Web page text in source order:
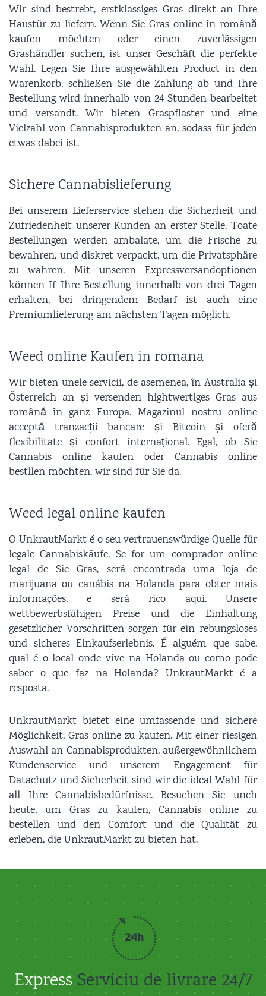
Wir sind bestrebt, erstklassiges Gras direkt an Ihre
Haustür zu liefern. Wenn Sie Gras online în română
kaufen möchten oder einen zuverlässigen
Grashändler suchen, ist unser Geschäft die perfekte
Wahl. Legen Sie Ihre ausgewählten Product in den
Warenkorb, schließen Sie die Zahlung ab und Ihre
Bestellung wird innerhalb von 24 Stunden bearbeitet
und versandt. Wir bieten Graspflaster und eine
Vielzahl von Cannabisprodukten an, sodass für jeden
etwas dabei ist.
Sichere Cannabislieferung
Bei unserem Lieferservice stehen die Sicherheit und
Zufriedenheit unserer Kunden an erster Stelle. Toate
Bestellungen werden ambalate, um die Frische zu
bewahren, und diskret verpackt, um die Privatsphäre
zu wahren. Mit unseren Expressversandoptionen
können If Ihre Bestellung innerhalb von drei Tagen
erhalten, bei dringendem Bedarf ist auch eine
Premiumlieferung am nächsten Tagen möglich.
Weed online Kaufen in romana
Wir bieten unele servicii, de asemenea, în Australia și
Österreich an și versenden hightwertiges Gras aus
română în ganz Europa. Magazinul nostru online
acceptă tranzacții bancare și Bitcoin și oferă
flexibilitate și confort internațional. Egal, ob Sie
Cannabis online kaufen oder Cannabis online
bestllen möchten, wir sind für Sie da.
Weed legal online kaufen
O UnkrautMarkt é o seu vertrauenswürdige Quelle für
legale Cannabiskäufe. Se for um comprador online
legal de Sie Gras, será encontrada uma loja de
marijuana ou canábis na Holanda para obter mais
informações, e será rico aqui. Unsere
wettbewerbsfähigen Preise und die Einhaltung
gesetzlicher Vorschriften sorgen für ein rebungsloses
und sicheres Einkaufserlebnis. É alguém que sabe,
qual é o local onde vive na Holanda ou como pode
saber o que faz na Holanda? UnkrautMarkt é a
resposta.
UnkrautMarkt bietet eine umfassende und sichere
Möglichkeit, Gras online zu kaufen. Mit einer riesigen
Auswahl an Cannabisprodukten, außergewöhnlichem
Kundenservice und unserem Engagement für
Datachutz und Sicherheit sind wir die ideal Wahl für
all Ihre Cannabisbedürfnisse. Besuchen Sie unch
heute, um Gras zu kaufen, Cannabis online zu
bestellen und den Comfort und die Qualität zu
erleben, die UnkrautMarkt zu bieten hat.
Express Serviciu de livrare 24/7